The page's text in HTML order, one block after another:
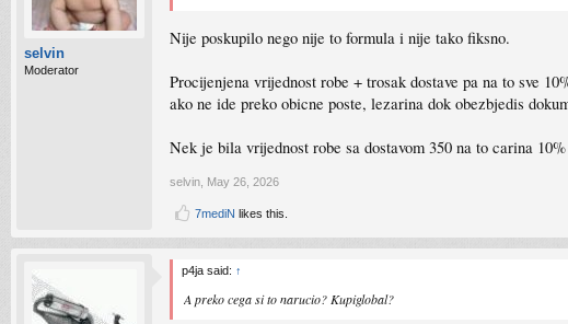
selvin
Moderator
Nije poskupilo nego nije to formula i nije tako fiksno.
Procijenjena vrijednost robe + trosak dostave pa na to sve
ako ne ide preko obicne poste, lezarina dok obezbjedis
Nek je bila vrijednost robe sa dostavom 350 na to carina
selvin May 26, 2026
7mediN likes this.
p4ja said: ↑
A preko cega si to narucio? Kupiglobal?